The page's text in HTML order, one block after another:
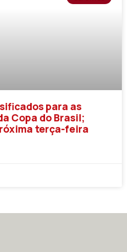
para as
Copa do Brasil;
terça-feira